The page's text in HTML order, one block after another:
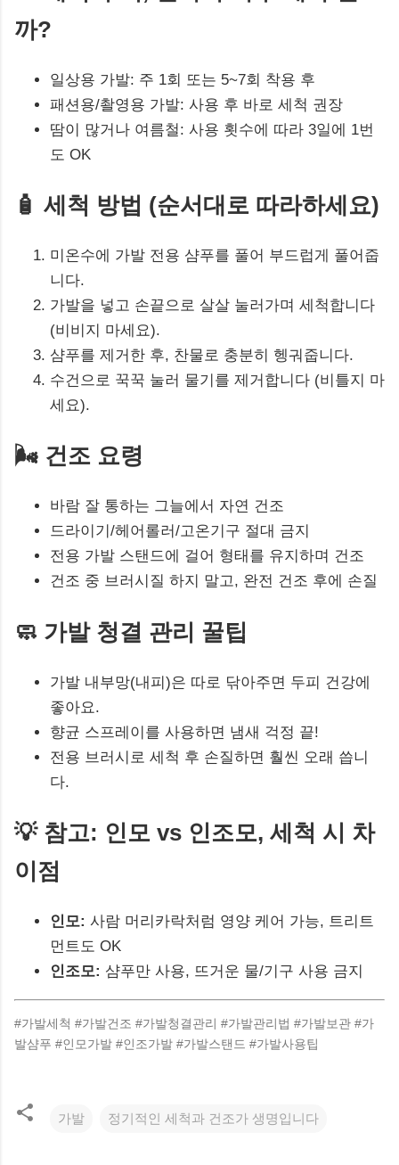
까?
일상용 가발: 주 1회 또는 5~7회 착용 후
패션용/촬영용 가발: 사용 후 바로 세척 권장
땀이 많거나 여름철: 사용 횟수에 따라 3일에 1번
도 OK
🧴 세척 방법 (순서대로 따라하세요)
미온수에 가발 전용 샴푸를 풀어 부드럽게 풀어줍
니다.
가발을 넣고 손끝으로 살살 눌러가며 세척합니다
(비비지 마세요).
샴푸를 제거한 후, 찬물로 충분히 헹궈줍니다.
수건으로 꾹꾹 눌러 물기를 제거합니다 (비틀지 마
세요).
🌬️ 건조 요령
바람 잘 통하는 그늘에서 자연 건조
드라이기/헤어롤러/고온기구 절대 금지
전용 가발 스탠드에 걸어 형태를 유지하며 건조
건조 중 브러시질 하지 말고, 완전 건조 후에 손질
🧼 가발 청결 관리 꿀팁
가발 내부망(내피)은 따로 닦아주면 두피 건강에
좋아요.
향균 스프레이를 사용하면 냄새 걱정 끝!
전용 브러시로 세척 후 손질하면 훨씬 오래 씁니
다.
💡 참고: 인모 vs 인조모, 세척 시 차
이점
인모: 사람 머리카락처럼 영양 케어 가능, 트리트
먼트도 OK
인조모: 샴푸만 사용, 뜨거운 물/기구 사용 금지
#가발세척 #가발건조 #가발청결관리 #가발관리법 #가발보관 #가
발샴푸 #인모가발 #인조가발 #가발스탠드 #가발사용팁
가발 정기적인 세척과 건조가 생명입니다